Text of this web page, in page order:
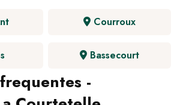
Courroux
Bassecourt
-